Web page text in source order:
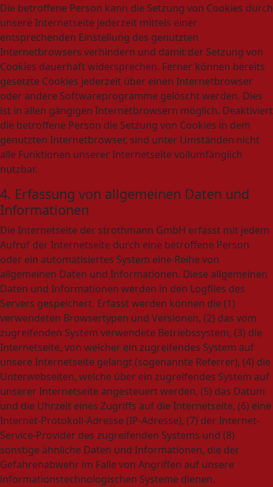
Die betroffene Person kann die Setzung von Cookies durch
unsere Internetseite jederzeit mittels einer
entsprechenden Einstellung des genutzten
Internetbrowsers verhindern und damit der Setzung von
Cookies dauerhaft widersprechen. Ferner können bereits
gesetzte Cookies jederzeit über einen Internetbrowser
oder andere Softwareprogramme gelöscht werden. Dies
ist in allen gängigen Internetbrowsern möglich. Deaktiviert
die betroffene Person die Setzung von Cookies in dem
genutzten Internetbrowser, sind unter Umständen nicht
alle Funktionen unserer Internetseite vollumfänglich
nutzbar.
4. Erfassung von allgemeinen Daten und
Informationen
Die Internetseite der strothmann GmbH erfasst mit jedem
Aufruf der Internetseite durch eine betroffene Person
oder ein automatisiertes System eine Reihe von
allgemeinen Daten und Informationen. Diese allgemeinen
Daten und Informationen werden in den Logfiles des
Servers gespeichert. Erfasst werden können die (1)
verwendeten Browsertypen und Versionen, (2) das vom
zugreifenden System verwendete Betriebssystem, (3) die
Internetseite, von welcher ein zugreifendes System auf
unsere Internetseite gelangt (sogenannte Referrer), (4) die
Unterwebseiten, welche über ein zugreifendes System auf
unserer Internetseite angesteuert werden, (5) das Datum
und die Uhrzeit eines Zugriffs auf die Internetseite, (6) eine
Internet-Protokoll-Adresse (IP-Adresse), (7) der Internet-
Service-Provider des zugreifenden Systems und (8)
sonstige ähnliche Daten und Informationen, die der
Gefahrenabwehr im Falle von Angriffen auf unsere
informationstechnologischen Systeme dienen.